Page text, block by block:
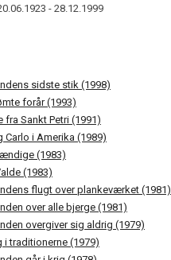
- 28.12.1999
sidste stik (1998)
forår (1993)
fra Sankt Petri (1991)
Carlo i Amerika (1989)
(1983)
(1983)
flugt over plankeværket (1981)
over alle bjerge (1981)
overgiver sig aldrig (1979)
i traditionerne (1979)